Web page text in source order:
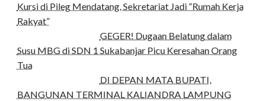
Kursi di Pileg Mendatang, Sekretariat Jadi “Rumah Kerja
Rakyat”
GEGER! Dugaan Belatung dalam
Susu MBG di SDN 1 Sukabanjar Picu Keresahan Orang
Tua
DI DEPAN MATA BUPATI,
BANGUNAN TERMINAL KALIANDRA LAMPUNG